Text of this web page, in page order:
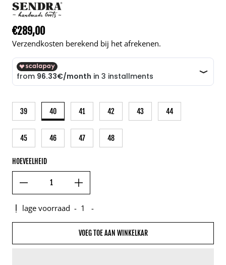
Normale prijs
€289,00
Verzendkosten berekend bij het afrekenen.
39 40 41 42 43 44
45 46 47 48
HOEVEELHEID
lage voorraad - 1 -
VOEG TOE AAN WINKELKAR